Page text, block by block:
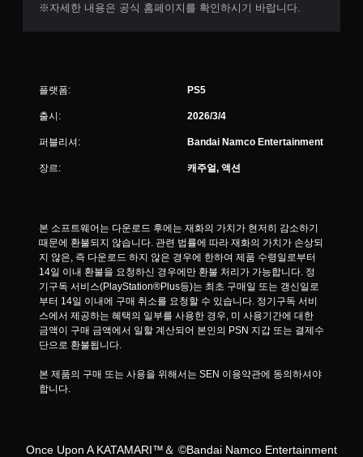
※자세한 내용은 공식 홈페이지를 확인하시기 바랍니다.
플랫폼: PS5
출시: 2026/3/4
퍼블리셔: Bandai Namco Entertainment
장르: 캐주얼, 액션
본 소프트웨어는 다운로드 후에는 재화의 가치가 현저히 감소하기
때문에 환불되지 않습니다. 관련 법률에 따라 재화의 가치가 손상되
지 않은, 즉 다운로드 하지 않은 경우에 한하여 제품 수령일로부터
14일 이내 환불을 요청하신 경우에만 환불 처리가 가능합니다. 정
기구독 서비스(PlayStation®Plus등)는 최초 구매일 또는 갱신일로
부터 14일 이내에 구매 취소를 요청할 수 있습니다. 정기구독 서비
스에서 제공하는 혜택의 일부를 사용한 경우, 미 사용기간에 대한
금액이 구매 금액에서 일할 계산되어 본인의 PSN 지갑 또는 결제수
단으로 환불됩니다.
본 제품의 구매 또는 사용을 위해서는 SEN 이용약관에 동의하셔야
합니다.
Once Upon A KATAMARI™＆ ©Bandai Namco Entertainment